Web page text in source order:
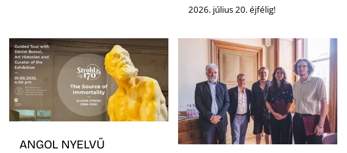
2026. július 20. éjfélig!
ANGOL NYELVŰ